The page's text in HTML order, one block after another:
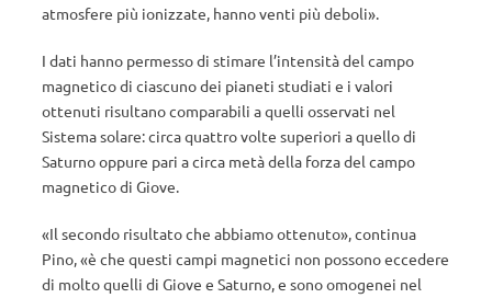
atmosfere più ionizzate, hanno venti più deboli».
I dati hanno permesso di stimare l’intensità del campo
magnetico di ciascuno dei pianeti studiati e i valori
ottenuti risultano comparabili a quelli osservati nel
Sistema solare: circa quattro volte superiori a quello di
Saturno oppure pari a circa metà della forza del campo
magnetico di Giove.
«Il secondo risultato che abbiamo ottenuto», continua
Pino, «è che questi campi magnetici non possono eccedere
di molto quelli di Giove e Saturno, e sono omogenei nel